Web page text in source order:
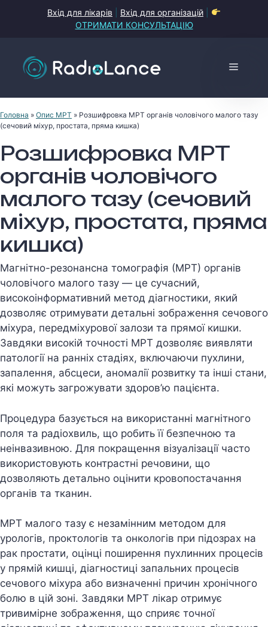
Вхід для лікарів Вхід для організацій
ОТРИМАТИ КОНСУЛЬТАЦІЮ
Меню
Головна » Опис МРТ » Розшифровка МРТ органів чоловічого малого тазу
(сечовий міхур, простата, пряма кишка)
Розшифровка МРТ
органів чоловічого
малого тазу (сечовий
міхур, простата, пряма
кишка)
Магнiтно-резонансна томографiя (МРТ) органiв
чоловiчого малого тазу — це сучасний,
високоiнформативний метод дiагностики, який
дозволяє отримувати детальнi зображення сечового
мiхура, передмiхурової залози та прямої кишки.
Завдяки високiй точностi МРТ дозволяє виявляти
патологiї на раннiх стадiях, включаючи пухлини,
запалення, абсцеси, аномалiї розвитку та iншi стани,
якi можуть загрожувати здоров’ю пацiєнта.
Процедура базується на використаннi магнiтного
поля та радiохвиль, що робить її безпечною та
неiнвазивною. Для покращення вiзуалiзацiї часто
використовують контрастнi речовини, що
дозволяють детально оцiнити кровопостачання
органiв та тканин.
МРТ малого тазу є незамiнним методом для
урологiв, проктологiв та онкологiв при пiдозрах на
рак простати, оцiнцi поширення пухлинних процесiв
у прямiй кишцi, дiагностицi запальних процесiв
сечового мiхура або визначеннi причин хронiчного
болю в цiй зонi. Завдяки МРТ лiкар отримує
тривимiрне зображення, що сприяє точної